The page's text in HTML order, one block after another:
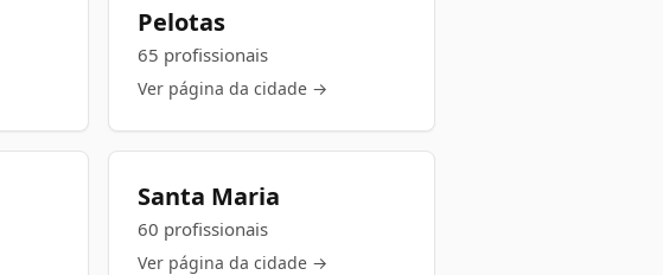
Pelotas
65 profissionais
Ver página da cidade →
Santa Maria
60 profissionais
Ver página da cidade →